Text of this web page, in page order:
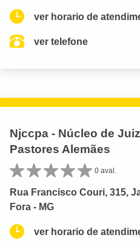
ver horario de
ver telefone
Njccpa - Núcleo de
Pastores Alemães
0 aval.
Rua Francisco Couri, 315,
Fora - MG
ver horario de